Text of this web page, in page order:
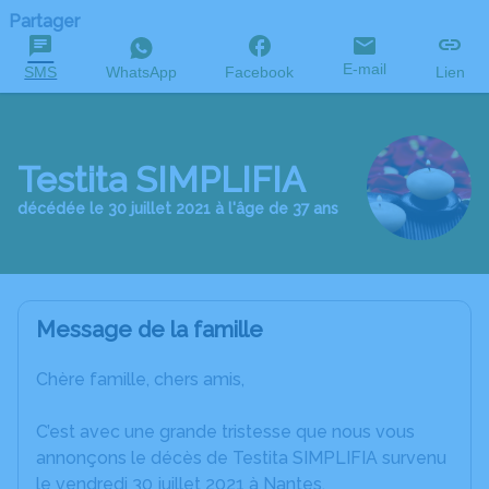
Partager
SMS WhatsApp Facebook E-mail Lien
Testita SIMPLIFIA
décédée le 30 juillet 2021 à l'âge de 37 ans
Message de la famille
Chère famille, chers amis,
C’est avec une grande tristesse que nous vous
annonçons le décès de Testita SIMPLIFIA survenu
le vendredi 30 juillet 2021 à Nantes.